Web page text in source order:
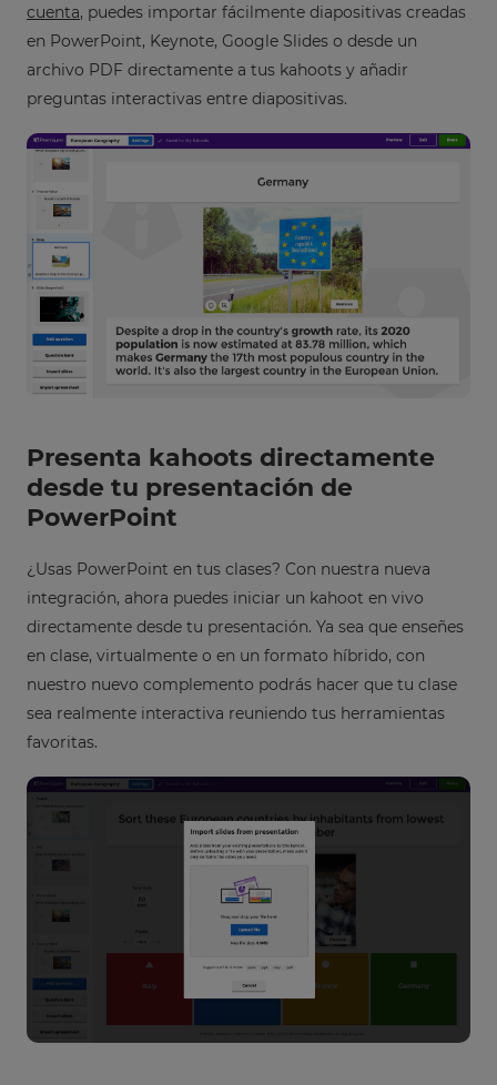
cuenta, puedes importar fácilmente diapositivas creadas
en PowerPoint, Keynote, Google Slides o desde un
archivo PDF directamente a tus kahoots y añadir
preguntas interactivas entre diapositivas.
Presenta kahoots directamente
desde tu presentación de
PowerPoint
¿Usas PowerPoint en tus clases? Con nuestra nueva
integración, ahora puedes iniciar un kahoot en vivo
directamente desde tu presentación. Ya sea que enseñes
en clase, virtualmente o en un formato híbrido, con
nuestro nuevo complemento podrás hacer que tu clase
sea realmente interactiva reuniendo tus herramientas
favoritas.
Update
your
settings.
×
Update
your
language,
region
and
currency.
This
will
set
for
tax
purposes.
Language
Choose
your
language
for
Currency
update
pricing
site.